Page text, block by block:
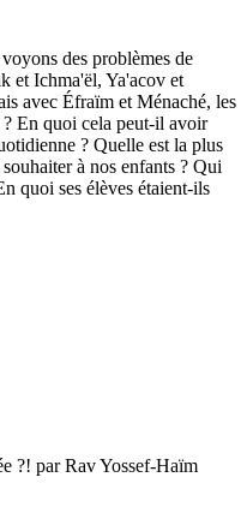
des problèmes de
et Ichma'ël, Ya'acov et
avec Éfraïm et Ménaché, les
En quoi cela peut-il avoir
? Quelle est la plus
à nos enfants ? Qui
quoi ses élèves étaient-ils
?! par Rav Yossef-Haïm